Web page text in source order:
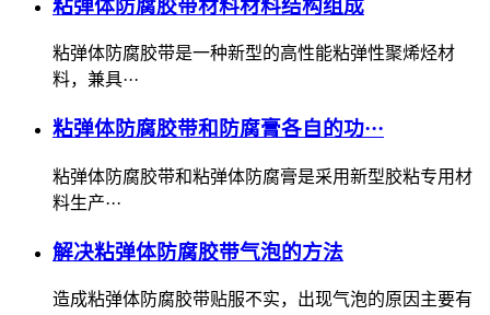
粘弹体防腐胶带材料材料结构组成
粘弹体防腐胶带是一种新型的高性能粘弹性聚烯烃材
料，兼具···
粘弹体防腐胶带和防腐膏各自的功···
粘弹体防腐胶带和粘弹体防腐膏是采用新型胶粘专用材
料生产···
解决粘弹体防腐胶带气泡的方法
造成粘弹体防腐胶带贴服不实，出现气泡的原因主要有